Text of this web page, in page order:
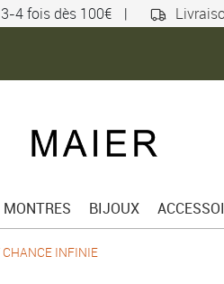
4 fois dès 100€ |
MONTRES BIJOUX
CHANCE INFINIE